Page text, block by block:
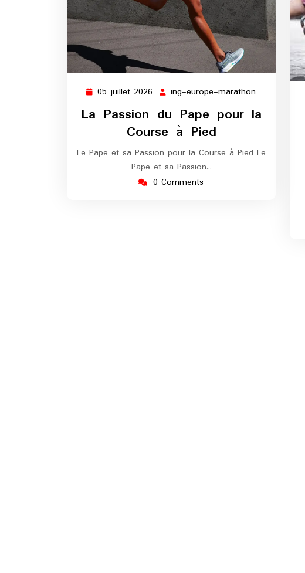
05 juillet 2026 05
juillet
2026
ing-europe-marathon
marathon
La Passion du Pape pour la
Course à Pied
Le Pape et sa Passion pour la Course à Pied Le
Pape et sa Passion…
0 Comments